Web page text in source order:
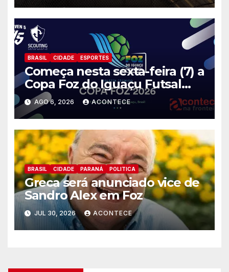
BRASIL CIDADE ESPORTES
Começa nesta sexta-feira (7) a
Copa Foz do Iguaçu Futsal
2026 com equipes de quatro
países
AGO 6, 2026 ACONTECE
BRASIL CIDADE PARANÁ POLITICA
Greca será anunciado vice de
Sandro Alex em Foz
JUL 30, 2026 ACONTECE